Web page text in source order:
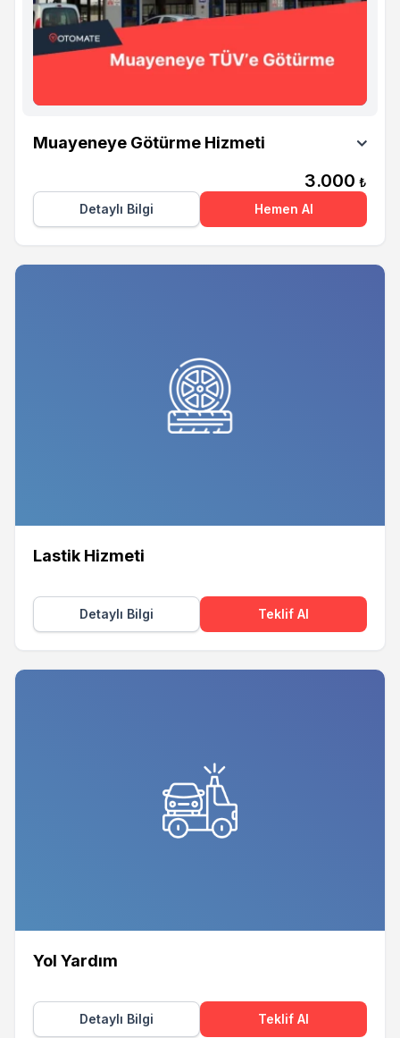
Muayeneye Götürme Hizmeti
3.000 ₺
Detaylı Bilgi
Hemen Al
Lastik Hizmeti
Detaylı Bilgi Teklif Al
Yol Yardım
Detaylı Bilgi Teklif Al